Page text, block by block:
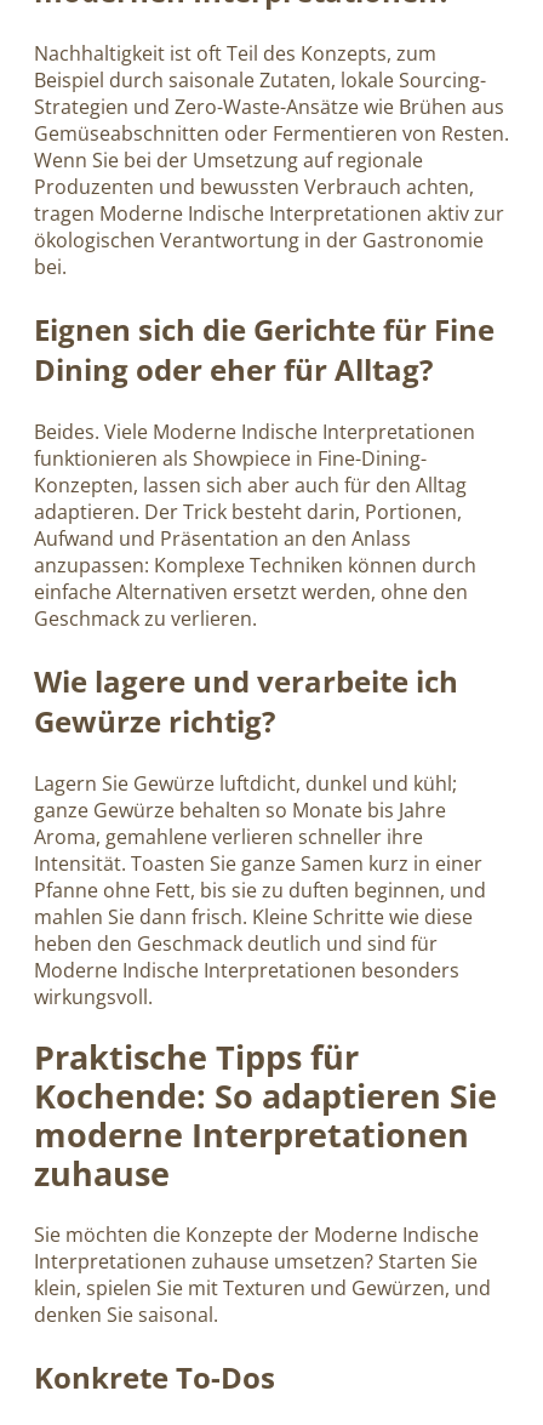
Nachhaltigkeit ist oft Teil des Konzepts, zum
Beispiel durch saisonale Zutaten, lokale Sourcing-
Strategien und Zero-Waste-Ansätze wie Brühen aus
Gemüseabschnitten oder Fermentieren von Resten.
Wenn Sie bei der Umsetzung auf regionale
Produzenten und bewussten Verbrauch achten,
tragen Moderne Indische Interpretationen aktiv zur
ökologischen Verantwortung in der Gastronomie
bei.
Eignen sich die Gerichte für Fine
Dining oder eher für Alltag?
Beides. Viele Moderne Indische Interpretationen
funktionieren als Showpiece in Fine-Dining-
Konzepten, lassen sich aber auch für den Alltag
adaptieren. Der Trick besteht darin, Portionen,
Aufwand und Präsentation an den Anlass
anzupassen: Komplexe Techniken können durch
einfache Alternativen ersetzt werden, ohne den
Geschmack zu verlieren.
Wie lagere und verarbeite ich
Gewürze richtig?
Lagern Sie Gewürze luftdicht, dunkel und kühl;
ganze Gewürze behalten so Monate bis Jahre
Aroma, gemahlene verlieren schneller ihre
Intensität. Toasten Sie ganze Samen kurz in einer
Pfanne ohne Fett, bis sie zu duften beginnen, und
mahlen Sie dann frisch. Kleine Schritte wie diese
heben den Geschmack deutlich und sind für
Moderne Indische Interpretationen besonders
wirkungsvoll.
Praktische Tipps für
Kochende: So adaptieren Sie
moderne Interpretationen
zuhause
Sie möchten die Konzepte der Moderne Indische
Interpretationen zuhause umsetzen? Starten Sie
klein, spielen Sie mit Texturen und Gewürzen, und
denken Sie saisonal.
Konkrete To-Dos